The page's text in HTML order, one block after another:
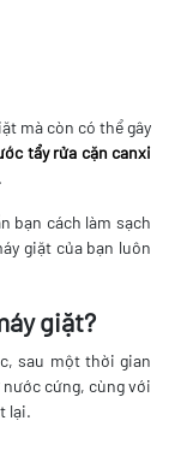
mà còn có thể gây
tẩy rửa cặn canxi
bạn cách làm sạch
giặt của bạn luôn
giặt?
sau một thời gian
cứng, cùng với
lại.